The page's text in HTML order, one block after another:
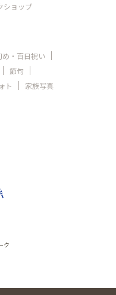
ショップ
め・百日祝い
節句
ト 家族写真
ク